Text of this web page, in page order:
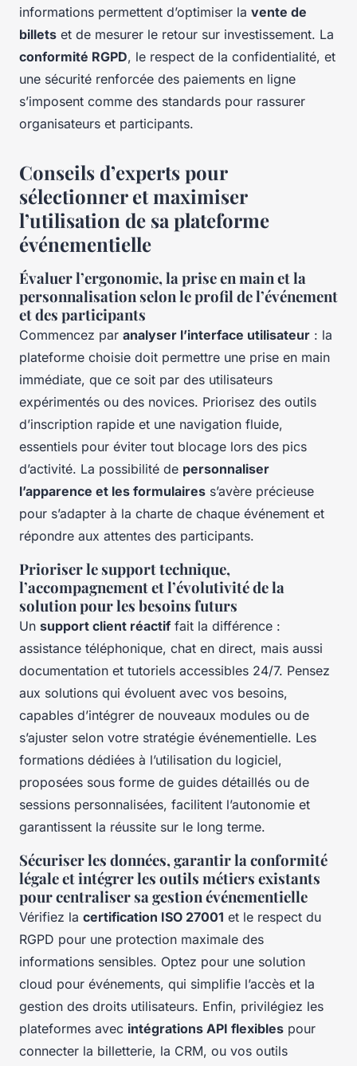
informations permettent d’optimiser la vente de
billets et de mesurer le retour sur investissement. La
conformité RGPD, le respect de la confidentialité, et
une sécurité renforcée des paiements en ligne
s’imposent comme des standards pour rassurer
organisateurs et participants.
Conseils d’experts pour
sélectionner et maximiser
l’utilisation de sa plateforme
événementielle
Évaluer l’ergonomie, la prise en main et la
personnalisation selon le profil de l’événement
et des participants
Commencez par analyser l’interface utilisateur : la
plateforme choisie doit permettre une prise en main
immédiate, que ce soit par des utilisateurs
expérimentés ou des novices. Priorisez des outils
d’inscription rapide et une navigation fluide,
essentiels pour éviter tout blocage lors des pics
d’activité. La possibilité de personnaliser
l’apparence et les formulaires s’avère précieuse
pour s’adapter à la charte de chaque événement et
répondre aux attentes des participants.
Prioriser le support technique,
l’accompagnement et l’évolutivité de la
solution pour les besoins futurs
Un support client réactif fait la différence :
assistance téléphonique, chat en direct, mais aussi
documentation et tutoriels accessibles 24/7. Pensez
aux solutions qui évoluent avec vos besoins,
capables d’intégrer de nouveaux modules ou de
s’ajuster selon votre stratégie événementielle. Les
formations dédiées à l’utilisation du logiciel,
proposées sous forme de guides détaillés ou de
sessions personnalisées, facilitent l’autonomie et
garantissent la réussite sur le long terme.
Sécuriser les données, garantir la conformité
légale et intégrer les outils métiers existants
pour centraliser sa gestion événementielle
Vérifiez la certification ISO 27001 et le respect du
RGPD pour une protection maximale des
informations sensibles. Optez pour une solution
cloud pour événements, qui simplifie l’accès et la
gestion des droits utilisateurs. Enfin, privilégiez les
plateformes avec intégrations API flexibles pour
connecter la billetterie, la CRM, ou vos outils